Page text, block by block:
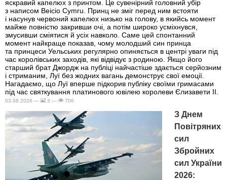
яскравий капелюх з принтом. Це сувенірний головний убір
з написом Beicio Cymru. Принц не зміг перед ним встояти
і насунув червоний капелюх низько на голову, в якийсь момент
майже повністю закривши очі, а потім широко усміхнувся,
змусивши сміятися й усіх навколо. Саме цей спонтанний
момент найкраще показав, чому молодший син принца
та принцеси Уельських регулярно опиняється в центрі уваги під
час королівських заходів, які відвідує з родиною. Якщо його
старший брат Джордж на публіці найчастіше здається серйозним
і стриманим, Луї без жодних вагань демонструє свої емоції.
Нагадаємо, що Луї вперше підкорив публіку своїми гримасами
під час святкування платинового ювілею королеви Єлизавети II.
03.08.2026 — 3 — 706
З Днем
Повітряних
сил
Збройних
сил України
2026: